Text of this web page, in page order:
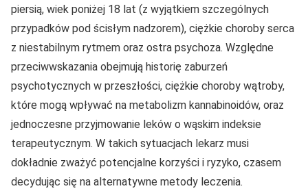
piersią, wiek poniżej 18 lat (z wyjątkiem szczególnych
przypadków pod ścisłym nadzorem), ciężkie choroby serca
z niestabilnym rytmem oraz ostra psychoza. Względne
przeciwwskazania obejmują historię zaburzeń
psychotycznych w przeszłości, ciężkie choroby wątroby,
które mogą wpływać na metabolizm kannabinoidów, oraz
jednoczesne przyjmowanie leków o wąskim indeksie
terapeutycznym. W takich sytuacjach lekarz musi
dokładnie zważyć potencjalne korzyści i ryzyko, czasem
decydując się na alternatywne metody leczenia.